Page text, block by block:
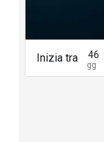
Inizia tra 46